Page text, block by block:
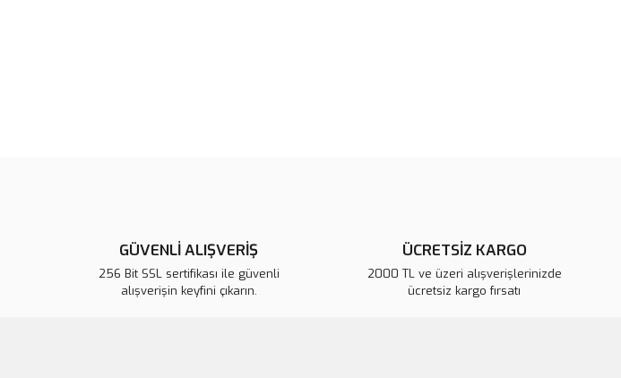
GÜVENLİ ALIŞVERİŞ
256 Bit SSL sertifikası ile güvenli
alışverişin keyfini çıkarın.
ÜCRETSİZ KARGO
2000 TL ve üzeri alışverişlerinizde
ücretsiz kargo fırsatı